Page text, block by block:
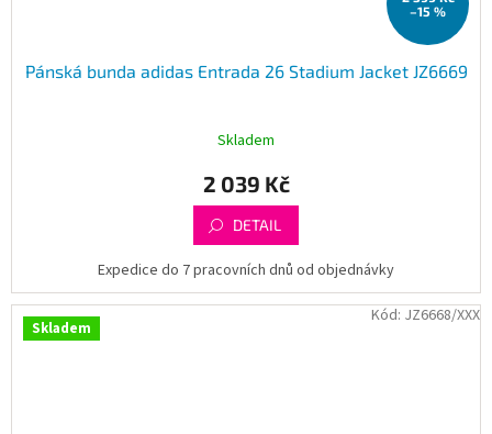
–15 %
Pánská bunda adidas Entrada 26 Stadium Jacket JZ6669
Skladem
2 039 Kč
DETAIL
Expedice do 7 pracovních dnů od objednávky
Skladem
Kód: JZ6668/XXX